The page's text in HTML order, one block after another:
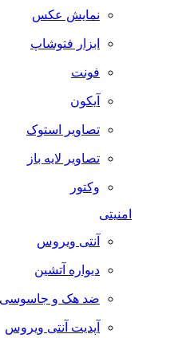
نمایش عکس
ابزار فتوشاپ
فونت
آیکون
تصاویر استوک
تصاویر لایه باز
وکتور
امنیتی
آنتی ویروس
دیواره آتشین
ضد هک و جاسوسی
آپدیت آنتی ویروس